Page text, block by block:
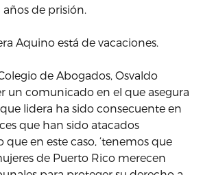
años de prisión.
Aquino está de vacaciones.
de Abogados, Osvaldo
un comunicado en el que asegura
lidera ha sido consecuente en
que han sido atacados
en este caso, ‘tenemos que
de Puerto Rico merecen